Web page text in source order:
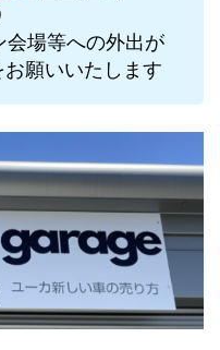
会場等への外出が
願いいたします